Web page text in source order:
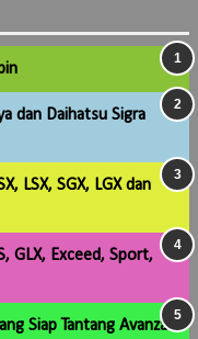
dan Daihatsu Sigra
LSX, SGX, LGX dan
GLX, Exceed, Sport,
Siap Tantang Avanza